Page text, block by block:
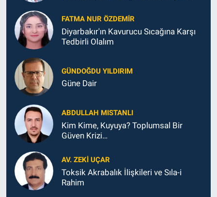
FATMA NUR ÖZDEMIR
Diyarbakır'ın Kavurucu Sıcağına Karşı
Tedbirli Olalım
GÜNDOĞDU YILDIRIM
Güne Dair
ABDULLAH MISTANLI
Kim Kime, Kuyuya? Toplumsal Bir
Güven Krizi…
AV. ZEKI UÇAR
Toksik Akrabalık İlişkileri ve Sıla-i
Rahim